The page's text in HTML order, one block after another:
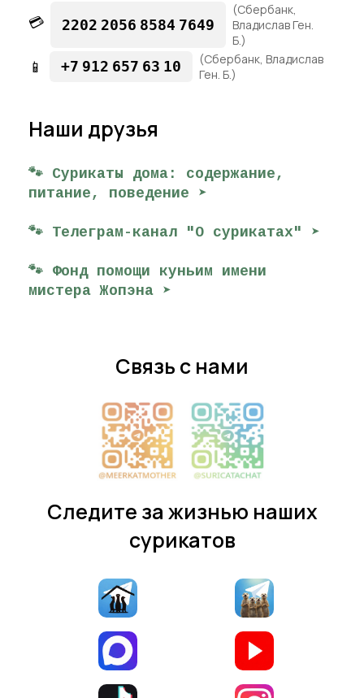
💳 2202 2056 8584 7649
(Сбербанк,
Владислав Ген.
Б.)
📱 +7 912 657 63 10
(Сбербанк, Владислав
Ген. Б.)
Наши друзья
🐾 Сурикаты дома: содержание,
питание, поведение ➤
🐾 Телеграм-канал "О сурикатах" ➤
🐾 Фонд помощи куньим имени
мистера Жопэна ➤
Связь с нами
Следите за жизнью наших
сурикатов